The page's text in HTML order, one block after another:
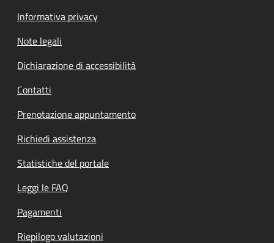
Informativa privacy
Note legali
Dichiarazione di accessibilità
Contatti
Prenotazione appuntamento
Richiedi assistenza
Statistiche del portale
Leggi le FAQ
Pagamenti
Riepilogo valutazioni